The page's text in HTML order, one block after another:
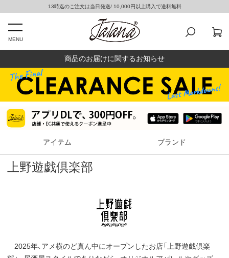
13時迄のご注文は当日発送/ 10,000円以上購入で送料無料
MENU
商品のお届けに関するお知らせ
アイテム ブランド
上野遊戯倶楽部
2025年、アメ横のど真ん中にオープンしたお店「上野遊戯倶楽